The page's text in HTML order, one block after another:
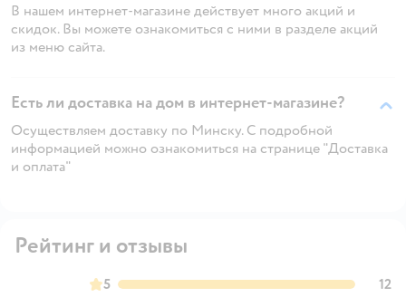
В нашем интернет-магазине действует много акций и
скидок. Вы можете ознакомиться с ними в разделе акций
из меню сайта.
Есть ли доставка на дом в интернет-магазине?
Осуществляем доставку по Минску. С подробной
информацией можно ознакомиться на странице "Доставка
и оплата"
Рейтинг и отзывы
5
12